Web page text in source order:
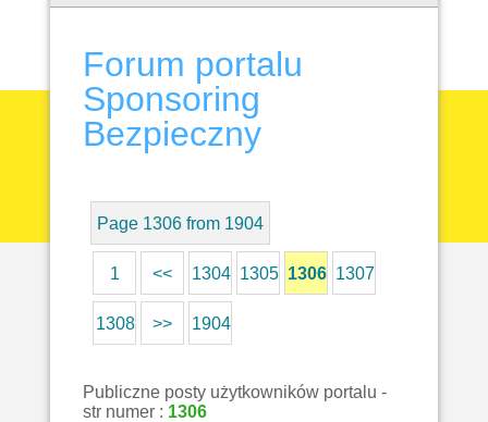
Forum portalu
Sponsoring
Bezpieczny
Page 1306 from 1904
1 << 1304 1305 1306 1307
1308 >> 1904
Publiczne posty użytkowników portalu -
str numer : 1306